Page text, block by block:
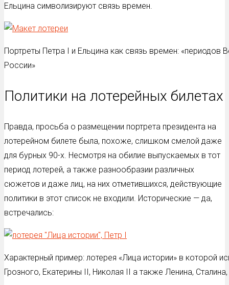
Ельцина символизируют связь времен.
Портреты Петра I и Ельцина как связь времен: «периодов
России»
Политики на лотерейных билетах
Правда, просьба о размещении портрета президента на
лотерейном билете была, похоже, слишком смелой даже
для бурных 90-х. Несмотря на обилие выпускаемых в тот
период лотерей, а также разнообразии различных
сюжетов и даже лиц, на них отметившихся, действующие
политики в этот список не входили. Исторические — да,
встречались:
Характерный пример: лотерея «Лица истории» в которой
Грозного, Екатерины II, Николая II а также Ленина,